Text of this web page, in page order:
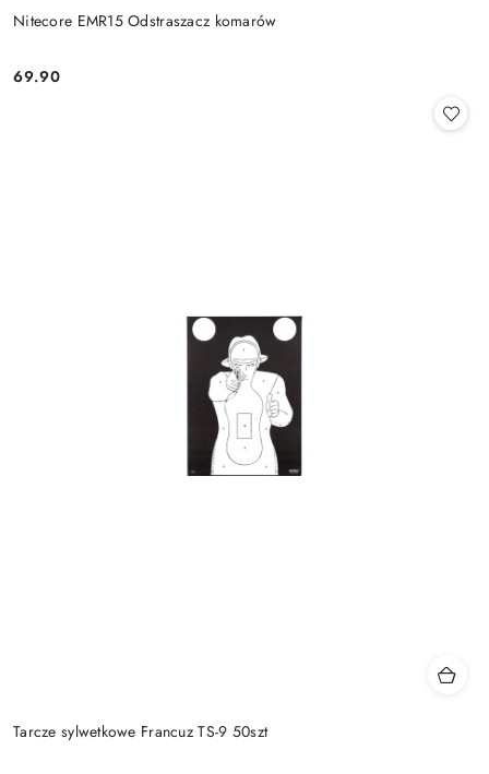
Nitecore EMR15 Odstraszacz komarów
Cena:
69.90
Tarcze sylwetkowe Francuz TS-9 50szt